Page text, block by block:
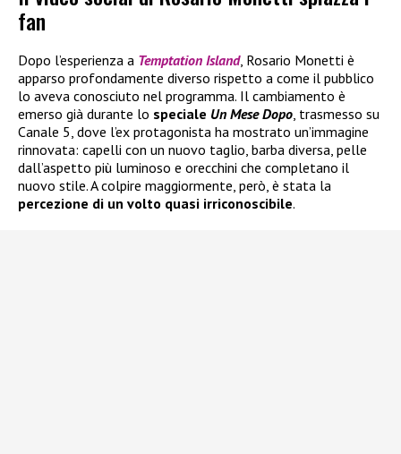
fan
Dopo l’esperienza a Temptation Island, Rosario Monetti è
apparso profondamente diverso rispetto a come il pubblico
lo aveva conosciuto nel programma. Il cambiamento è
emerso già durante lo speciale Un Mese Dopo, trasmesso su
Canale 5, dove l’ex protagonista ha mostrato un’immagine
rinnovata: capelli con un nuovo taglio, barba diversa, pelle
dall’aspetto più luminoso e orecchini che completano il
nuovo stile. A colpire maggiormente, però, è stata la
percezione di un volto quasi irriconoscibile.